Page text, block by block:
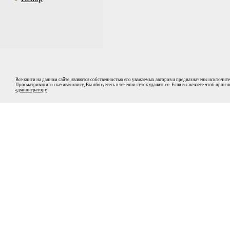
Все книги на данном сайте, являются собственностью его уважаемых авторов и предназначены
Просматривая или скачивая книгу, Вы обязуетесь в течении суток удалить ее. Если вы желаете чтоб
админитратору